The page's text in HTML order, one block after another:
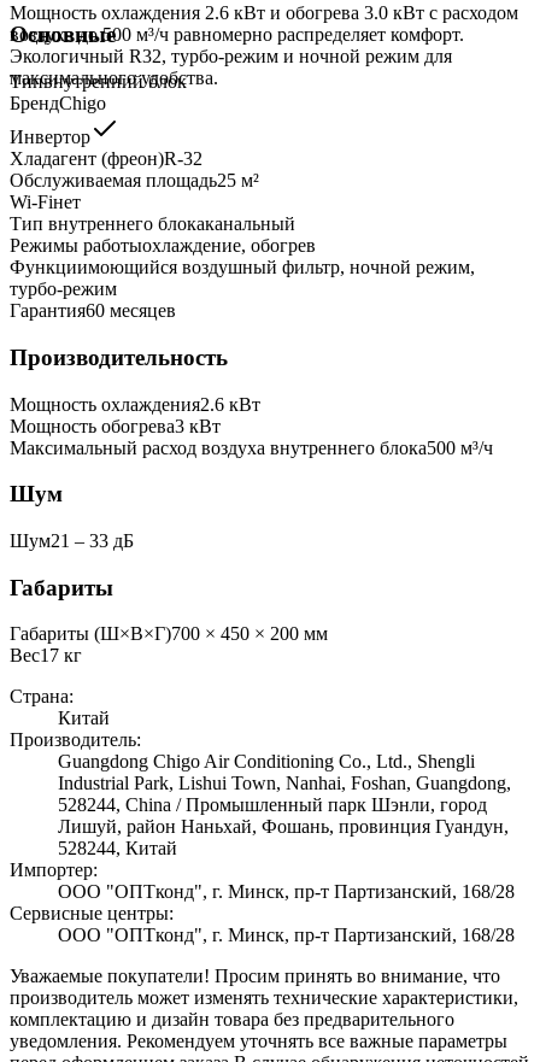
Мощность охлаждения 2.6 кВт и обогрева 3.0 кВт с расходом
воздуха до 500 м³/ч равномерно распределяет комфорт.
Экологичный R32, турбо-режим и ночной режим для
максимального удобства.
Основные
Типвнутренний блок
БрендChigo
Инвертор
Хладагент (фреон)R-32
Обслуживаемая площадь25 м²
Wi-Fiнет
Тип внутреннего блокаканальный
Режимы работыохлаждение, обогрев
Функциимоющийся воздушный фильтр, ночной режим,
турбо-режим
Гарантия60 месяцев
Производительность
Мощность охлаждения2.6 кВт
Мощность обогрева3 кВт
Максимальный расход воздуха внутреннего блока500 м³/ч
Шум
Шум21 ‒ 33 дБ
Габариты
Габариты (Ш×В×Г)700 × 450 × 200 мм
Вес17 кг
Страна:
Китай
Производитель:
Guangdong Chigo Air Conditioning Co., Ltd., Shengli
Industrial Park, Lishui Town, Nanhai, Foshan, Guangdong,
528244, China / Промышленный парк Шэнли, город
Лишуй, район Наньхай, Фошань, провинция Гуандун,
528244, Китай
Импортер:
ООО "ОПТконд", г. Минск, пр-т Партизанский, 168/28
Сервисные центры:
ООО "ОПТконд", г. Минск, пр-т Партизанский, 168/28
Уважаемые покупатели! Просим принять во внимание, что
производитель может изменять технические характеристики,
комплектацию и дизайн товара без предварительного
уведомления. Рекомендуем уточнять все важные параметры